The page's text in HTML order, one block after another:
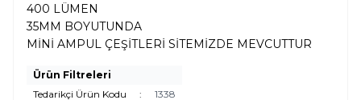
400 LÜMEN
35MM BOYUTUNDA
MİNİ AMPUL ÇEŞİTLERİ SİTEMİZDE MEVCUTTUR
Ürün Filtreleri
Tedarikçi Ürün Kodu
: 1338